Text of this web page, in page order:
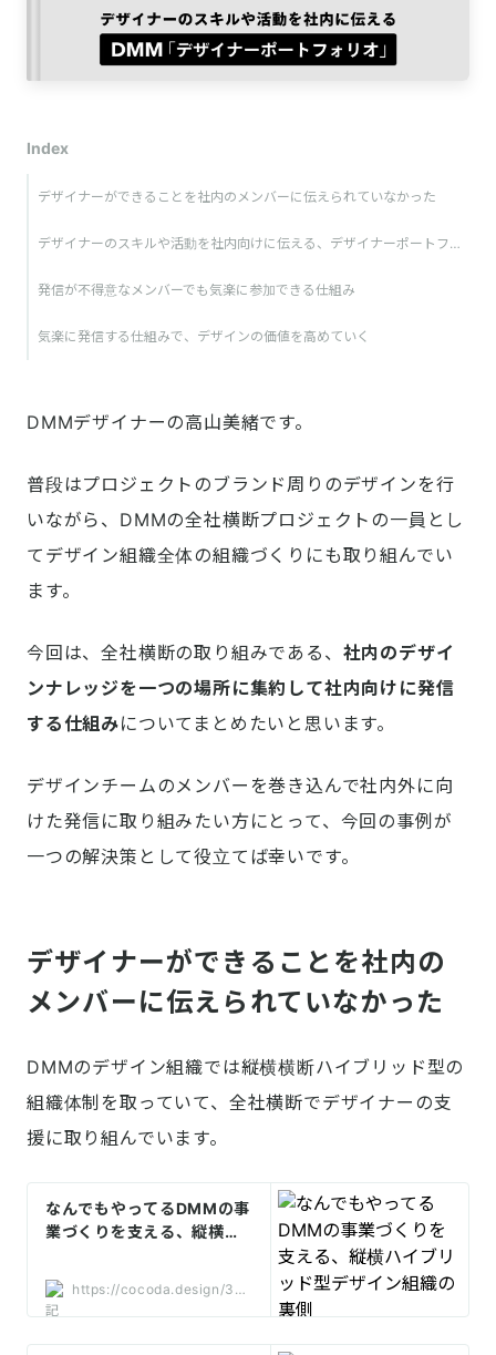
Index
デザイナーができることを社内のメンバーに伝えられていなかった
デザイナーのスキルや活動を社内向けに伝える、デザイナーポートフォリオ
発信が不得意なメンバーでも気楽に参加できる仕組み
気楽に発信する仕組みで、デザインの価値を高めていく
DMMデザイナーの高山美緒です。
普段はプロジェクトのブランド周りのデザインを行
いながら、DMMの全社横断プロジェクトの一員とし
てデザイン組織全体の組織づくりにも取り組んでい
ます。
今回は、全社横断の取り組みである、 社内のデザイ
ンナレッジを一つの場所に集約して社内向けに発信
する仕組みについてまとめたいと思います。
デザインチームのメンバーを巻き込んで社内外に向
けた発信に取り組みたい方にとって、今回の事例が
一つの解決策として役立てば幸いです。
デザイナーができることを社内の
メンバーに伝えられていなかった
DMMのデザイン組織では縦横横断ハイブリッド型の
組織体制を取っていて、全社横断でデザイナーの支
援に取り組んでいます。
なんでもやってるDMMの事
業づくりを支える、縦横ハ
の裏側
https://cocoda.design/351
20/p/pc3fa08eabe3b